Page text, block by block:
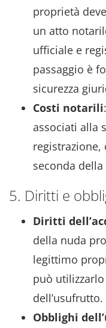
proprietà
un atto
ufficiale e
passaggio è
sicurezza
Costi notarili
associati alla
registrazione,
seconda
5. Diritti e
Diritti
della nuda
legittimo
può
dell’usufrutto.
Obblighi